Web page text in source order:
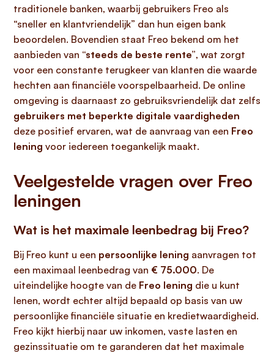
traditionele banken, waarbij gebruikers Freo als
“sneller en klantvriendelijk” dan hun eigen bank
beoordelen. Bovendien staat Freo bekend om het
aanbieden van “steeds de beste rente”, wat zorgt
voor een constante terugkeer van klanten die waarde
hechten aan financiële voorspelbaarheid. De online
omgeving is daarnaast zo gebruiksvriendelijk dat zelfs
gebruikers met beperkte digitale vaardigheden
deze positief ervaren, wat de aanvraag van een Freo
lening voor iedereen toegankelijk maakt.
Veelgestelde vragen over Freo
leningen
Wat is het maximale leenbedrag bij Freo?
Bij Freo kunt u een persoonlijke lening aanvragen tot
een maximaal leenbedrag van € 75.000. De
uiteindelijke hoogte van de Freo lening die u kunt
lenen, wordt echter altijd bepaald op basis van uw
persoonlijke financiële situatie en kredietwaardigheid.
Freo kijkt hierbij naar uw inkomen, vaste lasten en
gezinssituatie om te garanderen dat het maximale